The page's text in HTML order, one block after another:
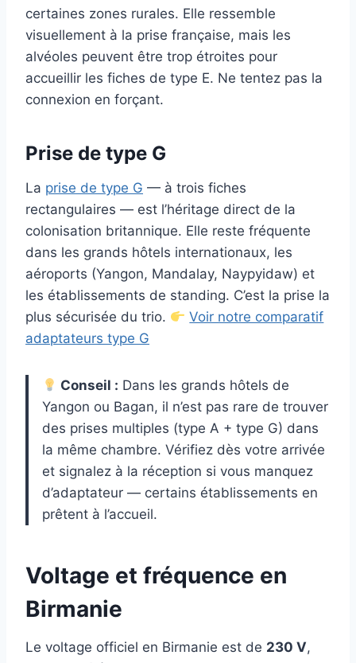
certaines zones rurales. Elle ressemble
visuellement à la prise française, mais les
alvéoles peuvent être trop étroites pour
accueillir les fiches de type E. Ne tentez pas la
connexion en forçant.
Prise de type G
La prise de type G — à trois fiches
rectangulaires — est l’héritage direct de la
colonisation britannique. Elle reste fréquente
dans les grands hôtels internationaux, les
aéroports (Yangon, Mandalay, Naypyidaw) et
les établissements de standing. C’est la prise la
plus sécurisée du trio.
Voir notre comparatif
adaptateurs type G
Conseil : Dans les grands hôtels de
Yangon ou Bagan, il n’est pas rare de trouver
des prises multiples (type A + type G) dans
la même chambre. Vérifiez dès votre arrivée
et signalez à la réception si vous manquez
d’adaptateur — certains établissements en
prêtent à l’accueil.
Voltage et fréquence en
Birmanie
Le voltage officiel en Birmanie est de 230 V,